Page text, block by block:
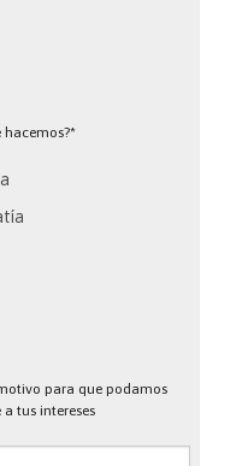
hacemos?*
para que podamos
tus intereses